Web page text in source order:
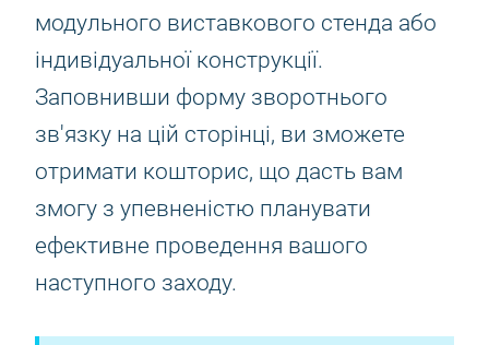
модульного виставкового стенда або
індивідуальної конструкції.
Заповнивши форму зворотнього
зв'язку на цій сторінці, ви зможете
отримати кошторис, що дасть вам
змогу з упевненістю планувати
ефективне проведення вашого
наступного заходу.